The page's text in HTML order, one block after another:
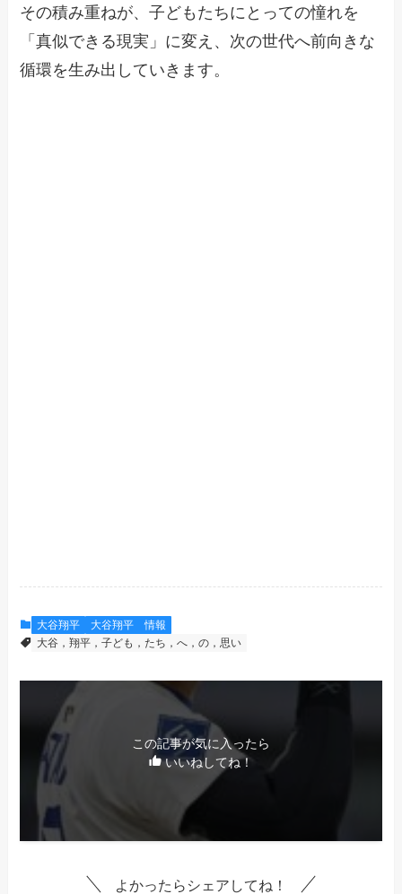
その積み重ねが、子どもたちにとっての憧れを
「真似できる現実」に変え、次の世代へ前向きな
循環を生み出していきます。
大谷翔平
大谷翔平 情報
大谷，翔平，子ども，たち，へ，の，思い
この記事が気に入ったら
いいねしてね！
よかったらシェアしてね！